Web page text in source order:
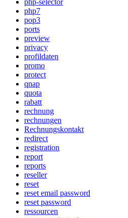
php-selector
php7
pop3
ports
preview
privacy
profildaten
promo
protect
qnap
quota
rabatt
rechnung
rechnungen
Rechnungskontakt
redirect
registration
report
reports
reseller
reset
reset email password
reset password
ressourcen